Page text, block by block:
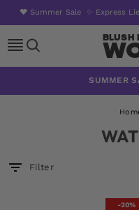
❤️ Summer Sale ✨ Express
SUMMER
Filter
-20%